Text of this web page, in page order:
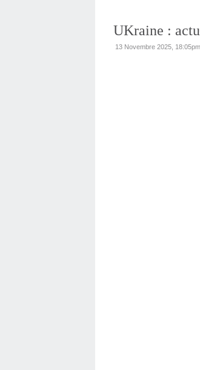
UKraine :
13 Novembre 2025, 18:05pm